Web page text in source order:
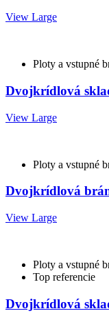
View Large
Ploty a vstupné
Dvojkrídlová
View Large
Ploty a vstupné
Dvojkrídlová
View Large
Ploty a vstupné
Top referencie
Dvojkrídlová